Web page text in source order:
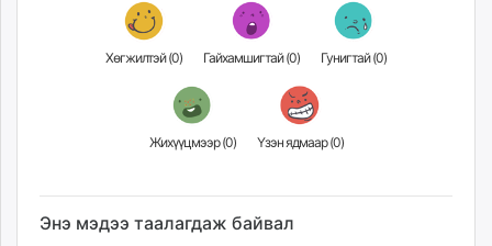
Хөгжилтэй (0) Гайхамшигтай (0) Гунигтай (0)
Жихүүцмээр (0) Үзэн ядмаар (0)
Энэ мэдээ таалагдаж байвал